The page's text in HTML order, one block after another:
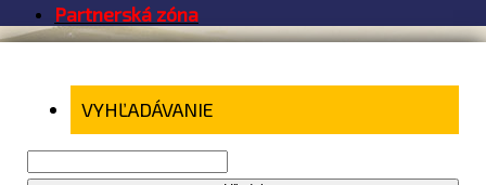
Partnerská zóna
VYHĽADÁVANIE